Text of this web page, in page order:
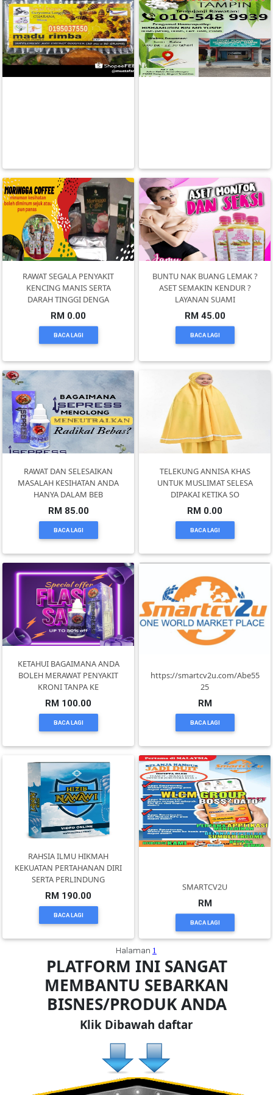
Madu Rimba
RM 120.00
BACA LAGI
PUSAT PERUBATAN
HOMEOPATHY TAMPIN
RM 0.00
BACA LAGI
RAWAT SEGALA PENYAKIT
KENCING MANIS SERTA
DARAH TINGGI DENGA
RM 0.00
BACA LAGI
BUNTU NAK BUANG LEMAK ?
ASET SEMAKIN KENDUR ?
LAYANAN SUAMI
RM 45.00
BACA LAGI
RAWAT DAN SELESAIKAN
MASALAH KESIHATAN ANDA
HANYA DALAM BEB
RM 85.00
BACA LAGI
TELEKUNG ANNISA KHAS
UNTUK MUSLIMAT SELESA
DIPAKAI KETIKA SO
RM 0.00
BACA LAGI
KETAHUI BAGAIMANA ANDA
BOLEH MERAWAT PENYAKIT
KRONI TANPA KE
RM 100.00
BACA LAGI
https://smartcv2u.com/Abe55
25
RM
BACA LAGI
RAHSIA ILMU HIKMAH
KEKUATAN PERTAHANAN DIRI
SERTA PERLINDUNG
RM 190.00
BACA LAGI
SMARTCV2U
RM
Halaman 1
PLATFORM INI SANGAT
MEMBANTU SEBARKAN
BISNES/PRODUK ANDA
Klik Dibawah daftar
FESYEN
WANITA(0)
MINYAK
WANGI(8)
PENDIDIKAN(19)
DERMA
DAN
INFAK(0)
TUDUNG(0)
ARTIKEL(14)
PEMBORONG(2)
PRODUK
DIGITAL(29)
MAKANAN(25)
KENDERAAN(6)
ELEKTRONIK(5)
SUKAN/HOBI(2)
PERCUTIAN
PELANCONGAN(1)
RUMAH
BARANG
PERIBADI(4)
PEKERJAAN(0)
SERVIS(17)
HARTA
BENDA(1)
KEPERLUAN(16)